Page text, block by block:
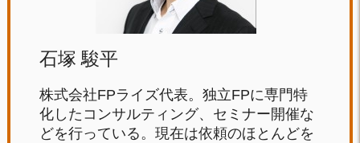
石塚 駿平
株式会社FPライズ代表。独立FPに専門特
化したコンサルティング、セミナー開催な
どを行っている。現在は依頼のほとんどを